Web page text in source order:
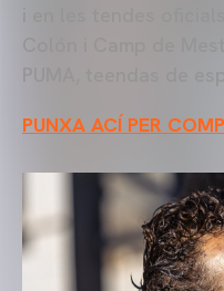
i en les tendes
Colón i Camp de
PUMA, teendas de
PUNXA ACÍ PER